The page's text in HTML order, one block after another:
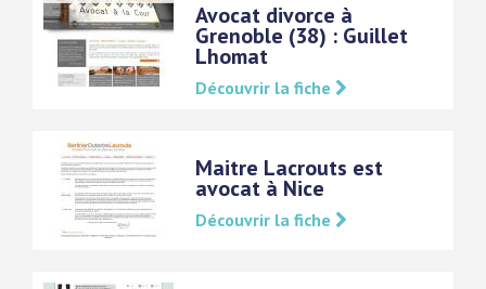
Avocat divorce à
Grenoble (38) : Guillet
Lhomat
Découvrir la fiche
Maitre Lacrouts est
avocat à Nice
Découvrir la fiche